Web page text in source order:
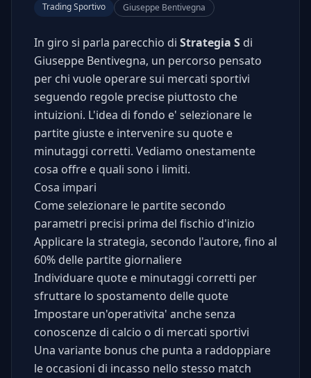
Trading Sportivo Giuseppe Bentivegna
In giro si parla parecchio di Strategia S di
Giuseppe Bentivegna, un percorso pensato
per chi vuole operare sui mercati sportivi
seguendo regole precise piuttosto che
intuizioni. L'idea di fondo e' selezionare le
partite giuste e intervenire su quote e
minutaggi corretti. Vediamo onestamente
cosa offre e quali sono i limiti.
Cosa impari
Come selezionare le partite secondo
parametri precisi prima del fischio d'inizio
Applicare la strategia, secondo l'autore, fino al
60% delle partite giornaliere
Individuare quote e minutaggi corretti per
sfruttare lo spostamento delle quote
Impostare un'operativita' anche senza
conoscenze di calcio o di mercati sportivi
Una variante bonus che punta a raddoppiare
le occasioni di incasso nello stesso match